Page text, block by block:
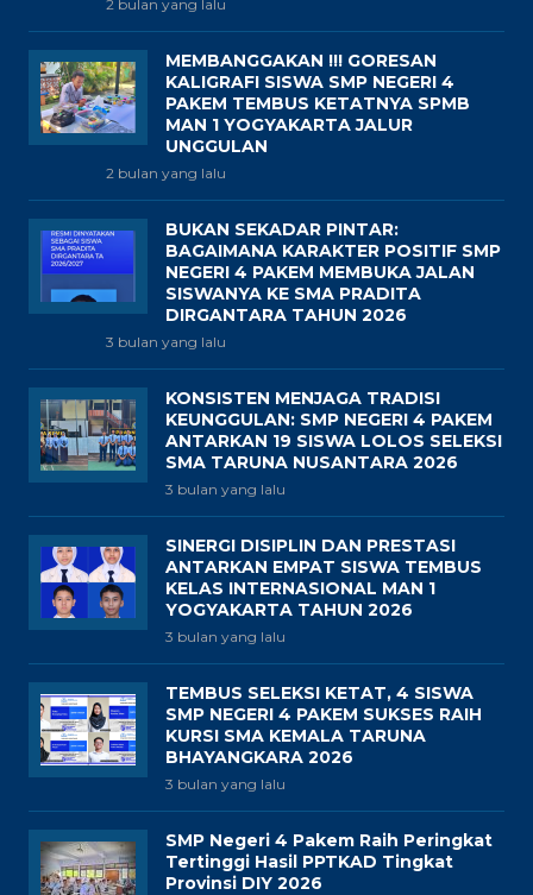
2 bulan yang lalu
MEMBANGGAKAN !!! GORESAN
KALIGRAFI SISWA SMP NEGERI 4
PAKEM TEMBUS KETATNYA SPMB
MAN 1 YOGYAKARTA JALUR
UNGGULAN
2 bulan yang lalu
BUKAN SEKADAR PINTAR:
BAGAIMANA KARAKTER POSITIF SMP
NEGERI 4 PAKEM MEMBUKA JALAN
SISWANYA KE SMA PRADITA
DIRGANTARA TAHUN 2026
3 bulan yang lalu
KONSISTEN MENJAGA TRADISI
KEUNGGULAN: SMP NEGERI 4 PAKEM
ANTARKAN 19 SISWA LOLOS SELEKSI
SMA TARUNA NUSANTARA 2026
3 bulan yang lalu
SINERGI DISIPLIN DAN PRESTASI
ANTARKAN EMPAT SISWA TEMBUS
KELAS INTERNASIONAL MAN 1
YOGYAKARTA TAHUN 2026
3 bulan yang lalu
TEMBUS SELEKSI KETAT, 4 SISWA
SMP NEGERI 4 PAKEM SUKSES RAIH
KURSI SMA KEMALA TARUNA
BHAYANGKARA 2026
3 bulan yang lalu
SMP Negeri 4 Pakem Raih Peringkat
Tertinggi Hasil PPTKAD Tingkat
Provinsi DIY 2026